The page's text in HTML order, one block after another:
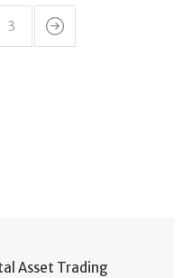
3
Asset Trading